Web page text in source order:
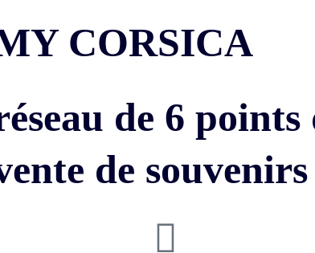
CORSICA
de 6 points
de souvenirs